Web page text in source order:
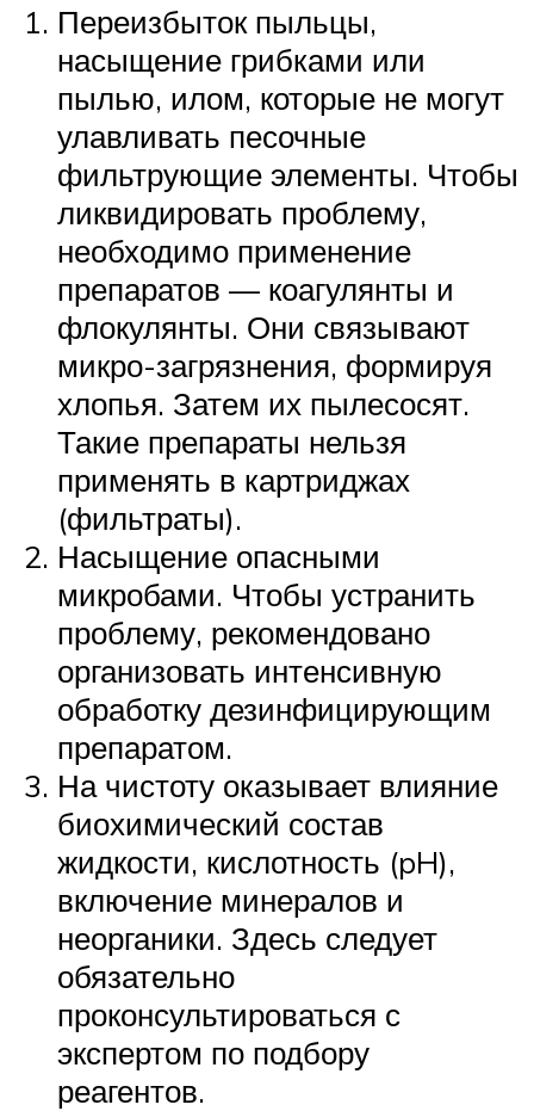
Переизбыток пыльцы,
насыщение грибками или
пылью, илом, которые не могут
улавливать песочные
фильтрующие элементы. Чтобы
ликвидировать проблему,
необходимо применение
препаратов — коагулянты и
флокулянты. Они связывают
микро-загрязнения, формируя
хлопья. Затем их пылесосят.
Такие препараты нельзя
применять в картриджах
(фильтраты).
Насыщение опасными
микробами. Чтобы устранить
проблему, рекомендовано
организовать интенсивную
обработку дезинфицирующим
препаратом.
На чистоту оказывает влияние
биохимический состав
жидкости, кислотность (pH),
включение минералов и
неорганики. Здесь следует
обязательно
проконсультироваться с
экспертом по подбору
реагентов.